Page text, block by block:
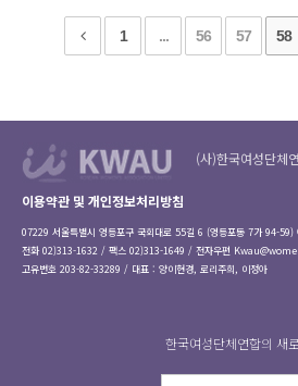
1 ... 56 57 58
(사)한국여성단체
이용약관 및 개인정보처리방침
07229 서울특별시 영등포구 국회대로 55길 6 (영등포동 7가 94-59)
전화 02)313-1632 / 팩스 02)313-1649 / 전자우편
고유번호 203-82-33289 / 대표 : 양이현경, 로리주희, 이정아
한국여성단체연합의 새